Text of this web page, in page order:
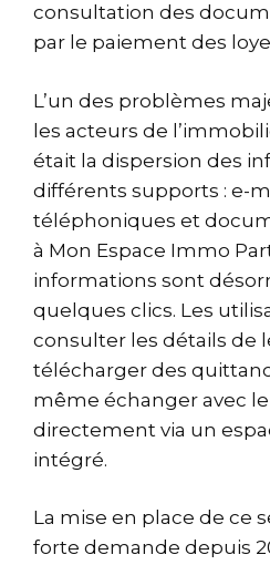
consultation des
par le paiement des
L’un des problèmes
les acteurs de
était la dispersion des
différents supports : e-
téléphoniques et
à Mon Espace Immo
informations sont
quelques clics. Les
consulter les détails de
télécharger des
même échanger avec
directement via un
intégré.
La mise en place de ce
forte demande depuis